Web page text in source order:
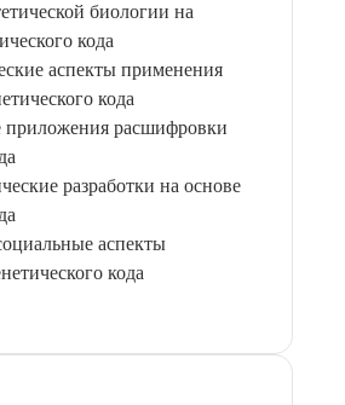
биологии на
кода
аспекты применения
кода
расшифровки
разработки на основе
аспекты
кода